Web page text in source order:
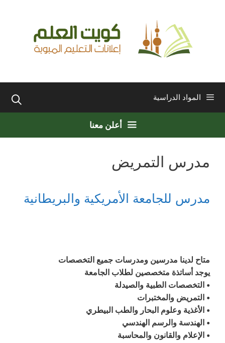
المواد الدراسية
أعلن معنا
مدرس التمريض
مدرس للجامعة الأمريكية والبريطانية
متاح لدينا مدرسين ومدرسات جميع التخصصات
يوجد أساتذة متخصصين لطلاب الجامعة
• التخصصات الطبية والصيدلة
• التمريض والمختبرات
• الأغذية وعلوم البحار والطب البيطري
• الهندسة والرسم الهندسي
• الإعلام والقانون والمحاسبة